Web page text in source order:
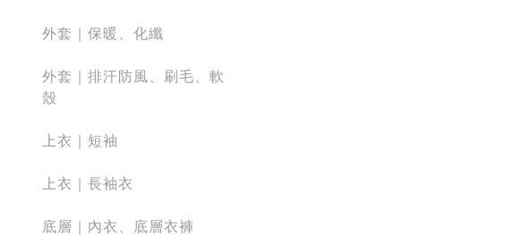
外套｜保暖、化纖
外套｜排汗防風、刷毛、軟
殼
上衣｜短袖
上衣｜長袖衣
底層｜內衣、底層衣褲